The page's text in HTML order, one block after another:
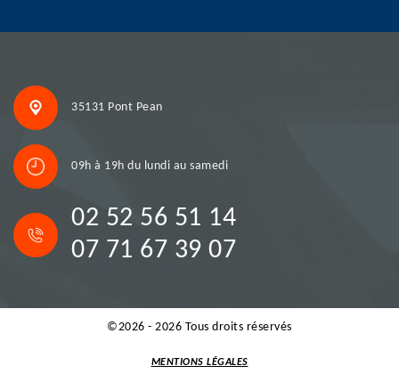
35131 Pont Pean
09h à 19h du lundi au samedi
02 52 56 51 14
07 71 67 39 07
©2026 - 2026 Tous droits réservés
MENTIONS LÉGALES